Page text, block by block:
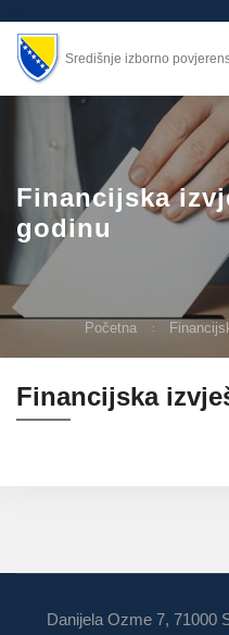
Središnje izborno
Financijska
godinu
Početna
Financijska
Danijela Ozme 7, 71000